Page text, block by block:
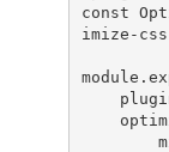
const
imize-
module .